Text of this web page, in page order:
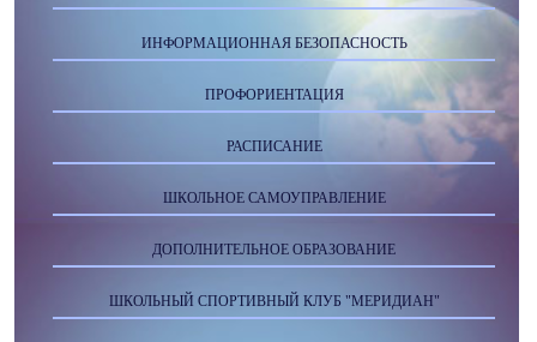
ИНФОРМАЦИОННАЯ БЕЗОПАСНОСТЬ
ПРОФОРИЕНТАЦИЯ
РАСПИСАНИЕ
ШКОЛЬНОЕ САМОУПРАВЛЕНИЕ
ДОПОЛНИТЕЛЬНОЕ ОБРАЗОВАНИЕ
ШКОЛЬНЫЙ СПОРТИВНЫЙ КЛУБ "МЕРИДИАН"